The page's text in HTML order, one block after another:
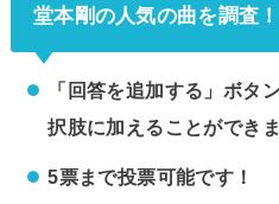
堂本剛の人気の曲を調査！
「回答を追加する」ボタ
択肢に加えることができま
5票まで投票可能です！